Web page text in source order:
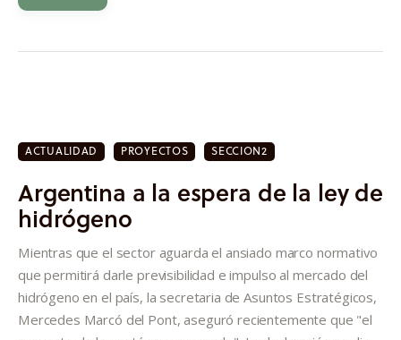
ACTUALIDAD PROYECTOS SECCION2
Argentina a la espera de la ley de
hidrógeno
Mientras que el sector aguarda el ansiado marco normativo
que permitirá darle previsibilidad e impulso al mercado del
hidrógeno en el país, la secretaria de Asuntos Estratégicos,
Mercedes Marcó del Pont, aseguró recientemente que "el